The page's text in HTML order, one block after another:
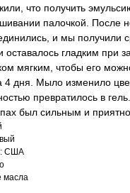
что получить
палочкой. После
и мы получили
оставалось гладким при
мягким, чтобы его
4 дня. Мыло изменило
превратилось в
был сильным и
США
масла